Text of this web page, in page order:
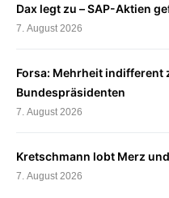
Dax legt zu – SAP-Aktien
7. August 2026
Forsa: Mehrheit indifferent
Bundespräsidenten
7. August 2026
Kretschmann lobt Merz
7. August 2026